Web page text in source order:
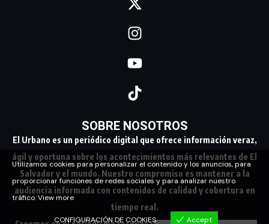
SOBRE NOSOTROS
El Urbano es un periódico digital que ofrece información veraz,
ágil y oportuna sobre los acontecimientos más relevantes de El
Salvador y el mundo. Nuestro compromiso es mantener a la
audiencia informada con contenidos de calidad y cobertura en
tiempo real.
Utilizamos cookies para personalizar el contenido y los anuncios, para
proporcionar funciones de redes sociales y para analizar nuestro
tráfico.View more
CONFIGURACIÓN DE COOKIES Accept